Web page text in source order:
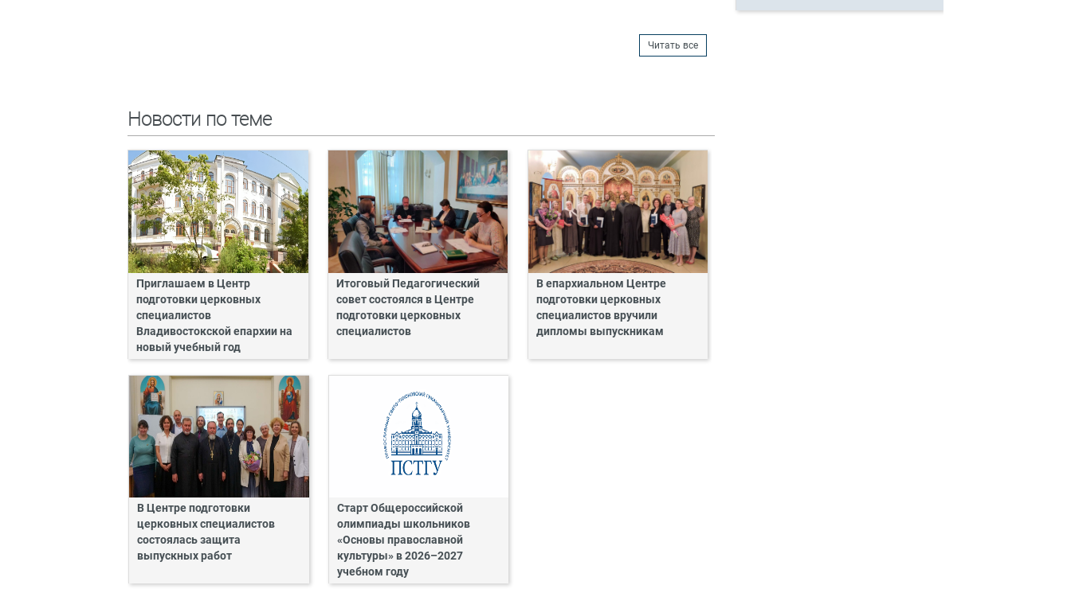
Читать все
Новости по теме
Приглашаем в Центр
подготовки церковных
специалистов
Владивостокской епархии на
новый учебный год
Итоговый Педагогический
совет состоялся в Центре
подготовки церковных
специалистов
В епархиальном Центре
подготовки церковных
специалистов вручили
дипломы выпускникам
В Центре подготовки
церковных специалистов
состоялась защита
выпускных работ
Старт Общероссийской
олимпиады школьников
«Основы православной
культуры» в 2026–2027
учебном году